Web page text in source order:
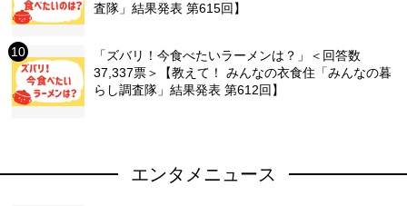
査隊」結果発表 第615回】
「ズバリ！今食べたいラーメンは？」＜回答数
37,337票＞【教えて！ みんなの衣食住「みんなの暮
らし調査隊」結果発表 第612回】
エンタメニュース